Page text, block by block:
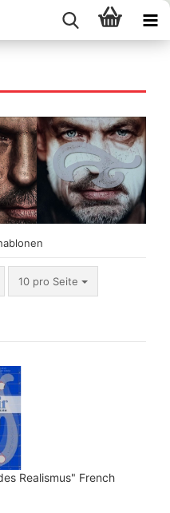
10 pro Seite
pro Seite
Realismus" French